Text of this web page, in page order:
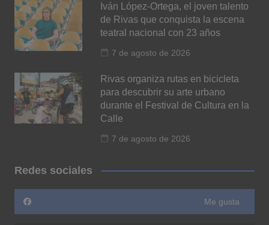
Iván López-Ortega, el joven talento
de Rivas que conquista la escena
teatral nacional con 23 años
7 de agosto de 2026
Rivas organiza rutas en bicicleta
para descubrir su arte urbano
durante el Festival de Cultura en la
Calle
7 de agosto de 2026
Redes sociales
Me gusta